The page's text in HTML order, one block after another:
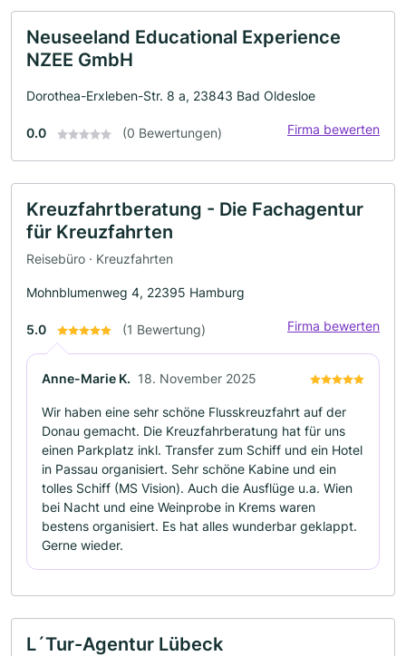
Neuseeland Educational Experience
NZEE GmbH
Dorothea-Erxleben-Str. 8 a, 23843 Bad Oldesloe
0.0 (0 Bewertungen) Firma bewerten
Kreuzfahrtberatung - Die Fachagentur
für Kreuzfahrten
Reisebüro · Kreuzfahrten
Mohnblumenweg 4, 22395 Hamburg
5.0 (1 Bewertung) Firma bewerten
Anne-Marie K. 18. November 2025
Wir haben eine sehr schöne Flusskreuzfahrt auf der
Donau gemacht. Die Kreuzfahrberatung hat für uns
einen Parkplatz inkl. Transfer zum Schiff und ein Hotel
in Passau organisiert. Sehr schöne Kabine und ein
tolles Schiff (MS Vision). Auch die Ausflüge u.a. Wien
bei Nacht und eine Weinprobe in Krems waren
bestens organisiert. Es hat alles wunderbar geklappt.
Gerne wieder.
L´Tur-Agentur Lübeck